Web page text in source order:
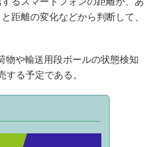
距離の変化などから判断して、
や輸送用段ボールの状態検知
する予定である。